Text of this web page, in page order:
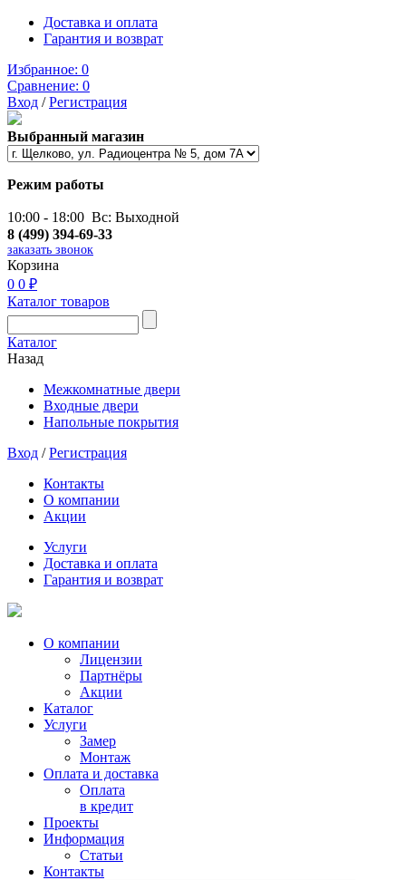
Доставка и оплата
Гарантия и возврат
Избранное: 0
Сравнение: 0
Вход /Регистрация
Выбранный магазин
Режим работы
10:00 - 18:00 Вс: Выходной
8 (499) 394-69-33
заказать звонок
Корзина
0 0 ₽
Каталог товаров
Каталог
Назад
Межкомнатные двери
Входные двери
Напольные покрытия
Вход /Регистрация
Контакты
О компании
Акции
Услуги
Доставка и оплата
Гарантия и возврат
О компании
Лицензии
Партнёры
Акции
Каталог
Услуги
Замер
Монтаж
Оплата и доставка
Оплата
в кредит
Проекты
Информация
Статьи
Контакты